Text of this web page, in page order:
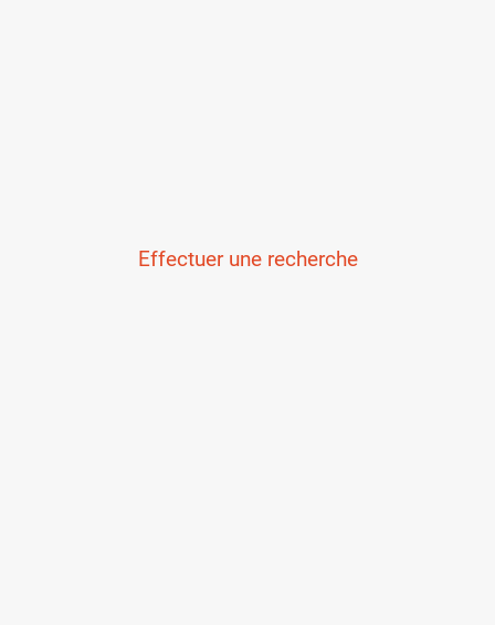
Effectuer une recherche